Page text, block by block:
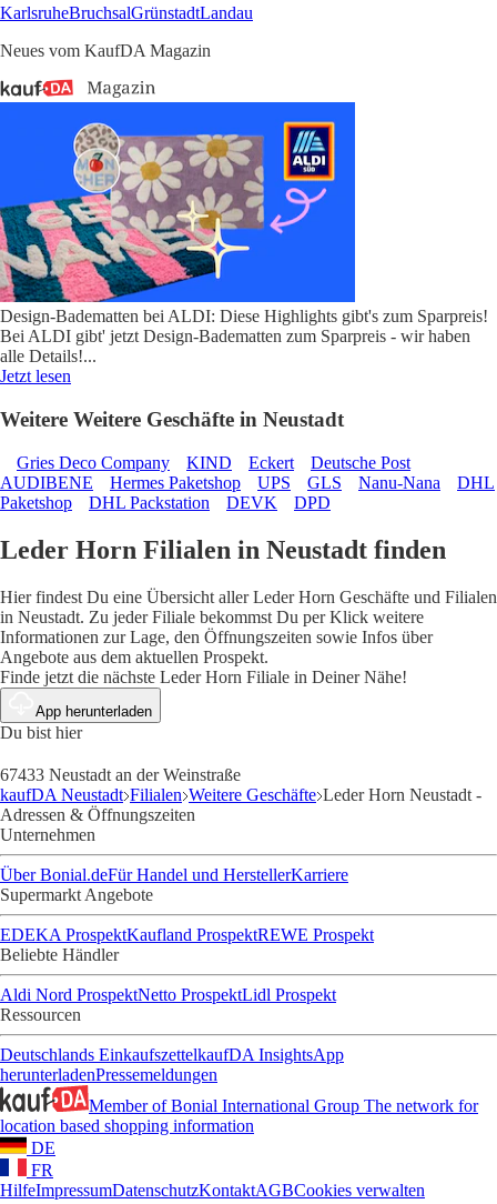
KarlsruheBruchsalGrünstadtLandau
Neues vom KaufDA Magazin
Design-Badematten bei ALDI: Diese Highlights gibt's zum Sparpreis!
Bei ALDI gibt' jetzt Design-Badematten zum Sparpreis - wir haben
alle Details!...
Jetzt lesen
Weitere Weitere Geschäfte in Neustadt
Gries Deco Company KIND Eckert
Deutsche Post
AUDIBENE
Hermes Paketshop UPS GLS Nanu-Nana
DHL
Paketshop
DHL Packstation DEVK DPD
Leder Horn Filialen in Neustadt finden
Hier findest Du eine Übersicht aller Leder Horn Geschäfte und Filialen
in Neustadt. Zu jeder Filiale bekommst Du per Klick weitere
Informationen zur Lage, den Öffnungszeiten sowie Infos über
Angebote aus dem aktuellen Prospekt.
Finde jetzt die nächste Leder Horn Filiale in Deiner Nähe!
App herunterladen
Du bist hier
67433 Neustadt an der Weinstraße
kaufDA Neustadt Filialen Weitere Geschäfte Leder Horn Neustadt -
Adressen & Öffnungszeiten
Unternehmen
Über Bonial.deFür Handel und HerstellerKarriere
Supermarkt Angebote
EDEKA ProspektKaufland ProspektREWE Prospekt
Beliebte Händler
Aldi Nord ProspektNetto ProspektLidl Prospekt
Ressourcen
Deutschlands EinkaufszettelkaufDA InsightsApp
herunterladenPressemeldungen
Member of Bonial International Group The network for
location based shopping information
DE
FR
HilfeImpressumDatenschutzKontaktAGBCookies verwalten